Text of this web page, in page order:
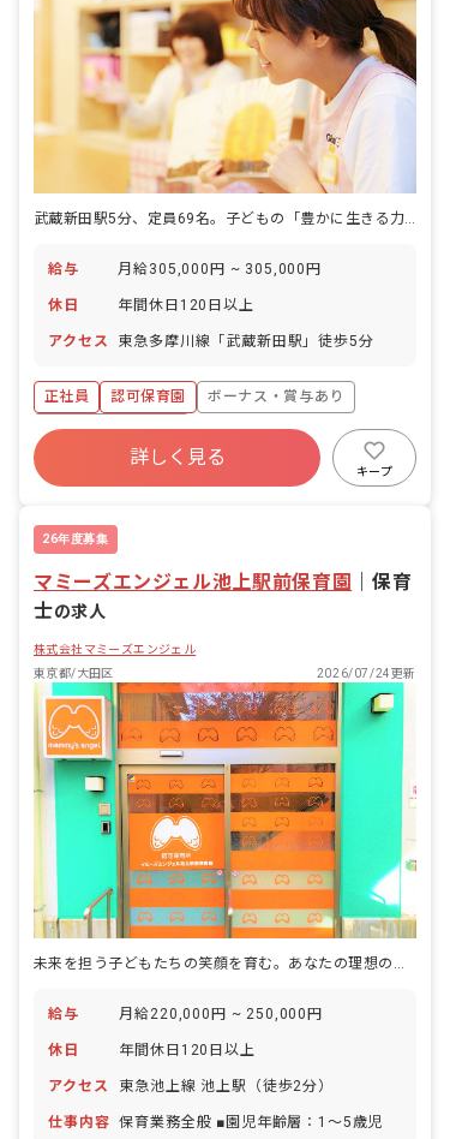
武蔵新田駅5分、定員69名。子どもの「豊かに生きる力」を育てる保育を、ともに。
給与 月給305,000円 ~ 305,000円
休日 年間休日120日以上
アクセス 東急多摩川線「武蔵新田駅」徒歩5分
正社員 認可保育園
ボーナス・賞与あり
年間休日120日以上
寮・住宅・家賃補助あり
社会保険完備
残業少なめ
詳しく見る
キープ
26年度募集
マミーズエンジェル池上駅前保育園
保育
士の求人
株式会社マミーズエンジェル
東京都/大田区
2026/07/24更新
未来を担う子どもたちの笑顔を育む。あなたの理想の保育、ここで実現！
給与 月給220,000円 ~ 250,000円
休日 年間休日120日以上
アクセス 東急池上線 池上駅（徒歩2分）
仕事内容 保育業務全般 ■園児年齢層：1～5歳児